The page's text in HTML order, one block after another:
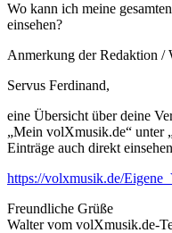
Wo kann ich meine
einsehen?
Anmerkung der Redaktion /
Servus Ferdinand,
eine Übersicht über deine
„Mein volXmusik.de“ unter
Einträge auch direkt
https://volxmusik.de/
Freundliche Grüße
Walter vom volXmusik.de-